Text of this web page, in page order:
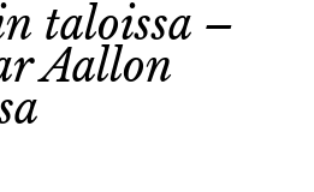
taloissa –
Aallon